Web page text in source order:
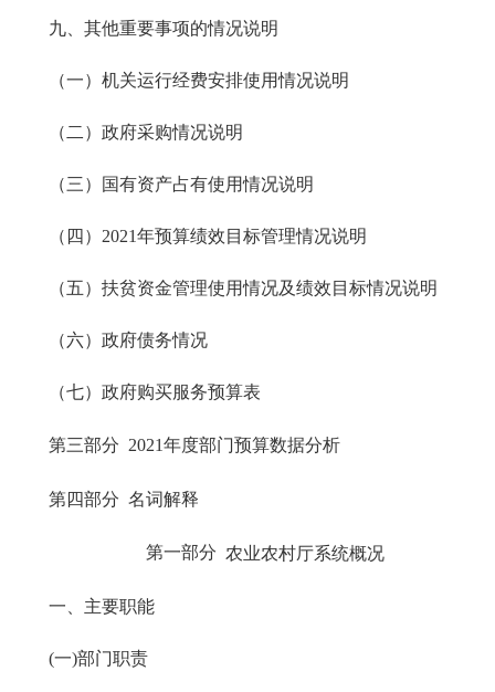
九、其他重要事项的情况说明
（一）机关运行经费安排使用情况说明
（二）政府采购情况说明
（三）国有资产占有使用情况说明
（四）2021年预算绩效目标管理情况说明
（五）扶贫资金管理使用情况及绩效目标情况说明
（六）政府债务情况
（七）政府购买服务预算表
第三部分 2021年度部门预算数据分析
第四部分 名词解释
第一部分 农业农村厅系统概况
一、主要职能
(一)部门职责